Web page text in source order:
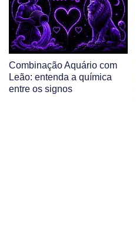
Combinação Aquário com
Leão: entenda a química
entre os signos